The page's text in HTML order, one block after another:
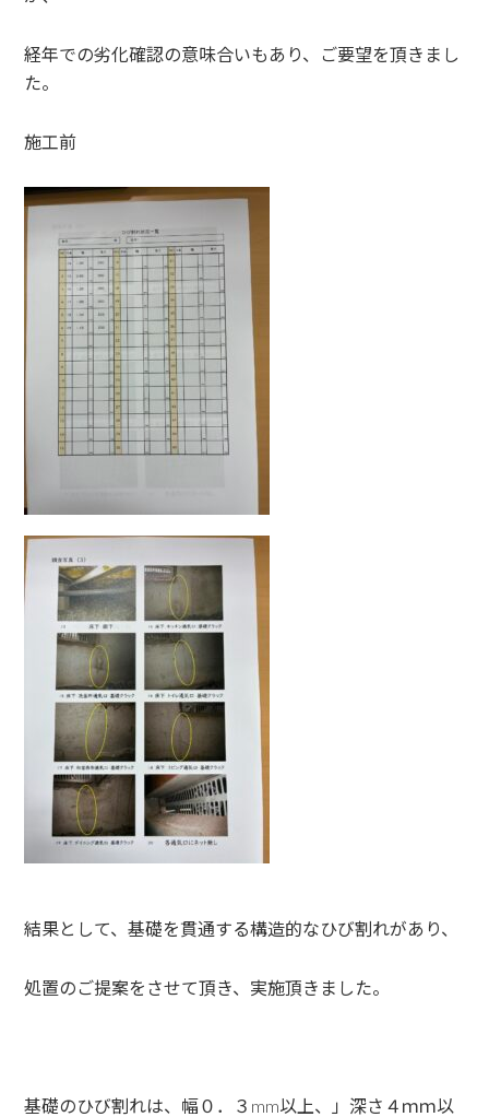
経年での劣化確認の意味合いもあり、ご要望を頂きまし
た。
施工前
結果として、基礎を貫通する構造的なひび割れがあり、
処置のご提案をさせて頂き、実施頂きました。
基礎のひび割れは、幅０．３mm以上、」深さ４ｍｍ以